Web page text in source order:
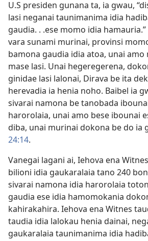
U.S presiden gunana ta, ia gwau,
lasi neganai taunimanima idia
gaudia. . .ese momo idia hamauria.”
vara sunami murinai, provinsi
bamona gaudia idia atoa, unai amo
mase lasi. Unai hegeregerena,
ginidae lasi lalonai, Dirava be ita
herevadia ia henia noho. Baibel ia
sivarai namona be tanobada
harorolaia, unai amo bese ibounai
diba, unai murinai dokona be do ia
24:14.
Vanegai lagani ai, Iehova ena
bilioni idia gaukaralaia tano 240
sivarai namona idia harorolaia
gaudia ese idia hamomokania
kahirakahira. Iehova ena Witnes
taudia idia lalokau henia dainai,
gaukaralaia taunimanima idia